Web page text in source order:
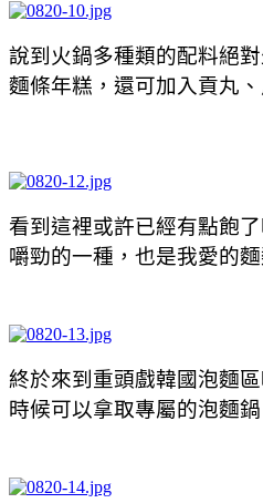
說到火鍋多種類的配料絕
麵條年糕，還可加入貢丸
看到這裡或許已經有點飽
嚼勁的一種，也是我愛的
終於來到重頭戲韓國泡麵
時候可以拿取專屬的泡麵